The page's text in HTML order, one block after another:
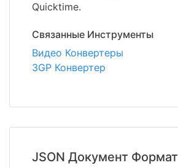
Quicktime.
Связанные Инструменты
Видео Конвертеры
3GP Конвертер
JSON Документ Формат